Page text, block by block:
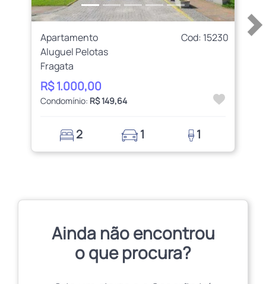
Apartamento
Cod: 15230
Aluguel Pelotas
Fragata
R$ 1.000,00
Condomínio: R$ 149,64
2 1 1
Ainda não encontrou
o que procura?